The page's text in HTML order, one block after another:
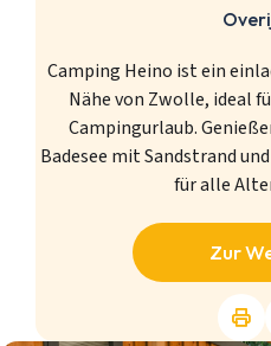
Camping Heino ist ein
Nähe von Zwolle, ideal
Campingurlaub.
Badesee mit Sandstrand
für alle
Zur